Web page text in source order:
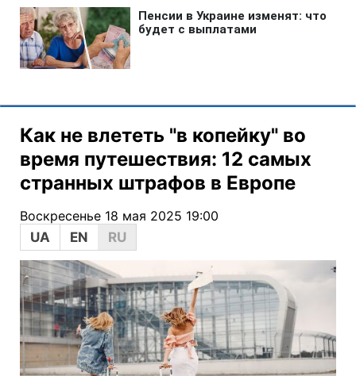
Как не влететь "в копейку" во
время путешествия: 12 самых
странных штрафов в Европе
Воскресенье 18 мая 2025 19:00
UA
EN RU